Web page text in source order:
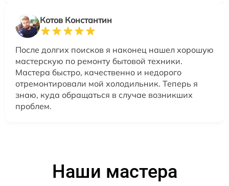
Котов Константин
После долгих поисков я наконец нашел хорошую
мастерскую по ремонту бытовой техники.
Мастера быстро, качественно и недорого
отремонтировали мой холодильник. Теперь я
знаю, куда обращаться в случае возникших
проблем.
Наши мастера